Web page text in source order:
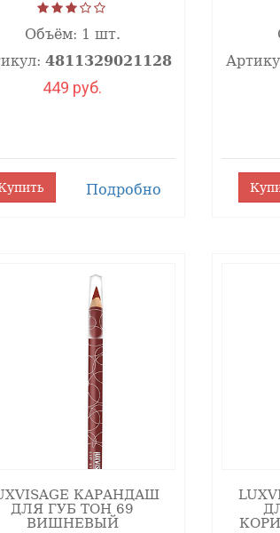
женских губ и сделает образ
наносит контур.
Объём: 1 шт.
4811329021128
449 руб.
Подробно
КАРАНДАШ
ДЛЯ ГУБ ТОН 69
ВИШНЕВЫЙ